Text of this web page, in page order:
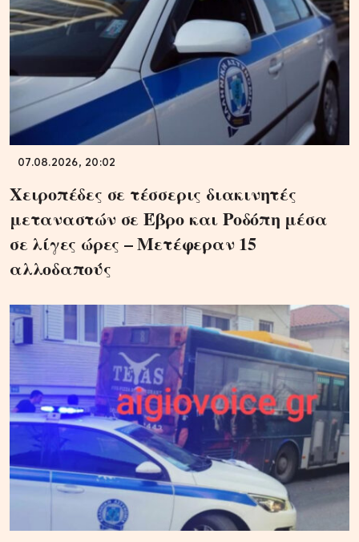
07.08.2026, 20:02
Χειροπέδες σε τέσσερις διακινητές
μεταναστών σε Έβρο και Ροδόπη μέσα
σε λίγες ώρες – Μετέφεραν 15
αλλοδαπούς